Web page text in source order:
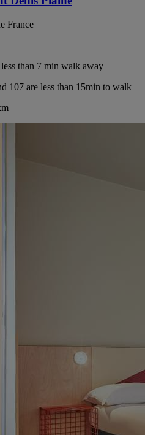
France
than 7 min walk away
107 are less than 15min to walk